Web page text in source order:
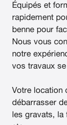
Équipés et
rapidement
benne pour
Nous vous
notre
vos travaux
Votre location
débarrasser
les gravats,